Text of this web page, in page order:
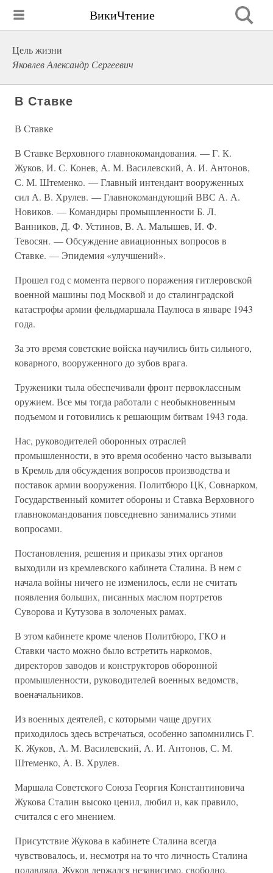
ВикиЧтение
Цель жизни
Яковлев Александр Сергеевич
В Ставке
В Ставке
В Ставке Верховного главнокомандования. — Г. К.
Жуков, И. С. Конев, А. М. Василевский, А. И. Антонов,
С. М. Штеменко. — Главный интендант вооруженных
сил А. В. Хрулев. — Главнокомандующий ВВС А. А.
Новиков. — Командиры промышленности Б. Л.
Ванников, Д. Ф. Устинов, В. А. Малышев, И. Ф.
Тевосян. — Обсуждение авиационных вопросов в
Ставке. — Эпидемия «улучшений».
Прошел год с момента первого поражения гитлеровской
военной машины под Москвой и до сталинградской
катастрофы армии фельдмаршала Паулюса в январе 1943
года.
За это время советские войска научились бить сильного,
коварного, вооруженного до зубов врага.
Труженики тыла обеспечивали фронт первоклассным
оружием. Все мы тогда работали с необыкновенным
подъемом и готовились к решающим битвам 1943 года.
Нас, руководителей оборонных отраслей
промышленности, в это время особенно часто вызывали
в Кремль для обсуждения вопросов производства и
поставок армии вооружения. Политбюро ЦК, Совнарком,
Государственный комитет обороны и Ставка Верховного
главнокомандования повседневно занимались этими
вопросами.
Постановления, решения и приказы этих органов
выходили из кремлевского кабинета Сталина. В нем с
начала войны ничего не изменилось, если не считать
появления больших, писанных маслом портретов
Суворова и Кутузова в золоченых рамах.
В этом кабинете кроме членов Политбюро, ГКО и
Ставки часто можно было встретить наркомов,
директоров заводов и конструкторов оборонной
промышленности, руководителей военных ведомств,
военачальников.
Из военных деятелей, с которыми чаще других
приходилось здесь встречаться, особенно запомнились Г.
К. Жуков, А. М. Василевский, А. И. Антонов, С. М.
Штеменко, А. В. Хрулев.
Маршала Советского Союза Георгия Константиновича
Жукова Сталин высоко ценил, любил и, как правило,
считался с его мнением.
Присутствие Жукова в кабинете Сталина всегда
чувствовалось, и, несмотря на то что личность Сталина
подавляла, Жуков держался независимо, свободно,